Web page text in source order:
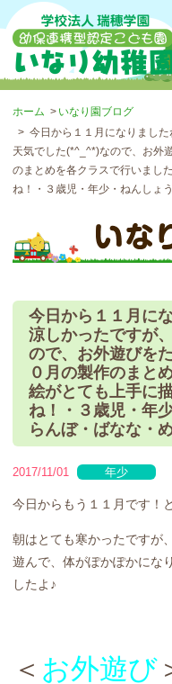
ホーム
いなり園ブログ
今日から１１月になりまし
天気でした(*^_^*)なので、お外
のまとめを各クラスで行いまし
ね！・３歳児・年少・ねんしょ
今日から１１月に
涼しかったですが
ので、お外遊びを
０月の製作のまと
絵がとても上手に
ね！・３歳児・年
らんぼ・ばなな・
2017/11/01 年少
今日からもう１１月です！
朝はとても寒かったですが
遊んで、体がぽかぽかにな
したよ♪
＜ お外遊び